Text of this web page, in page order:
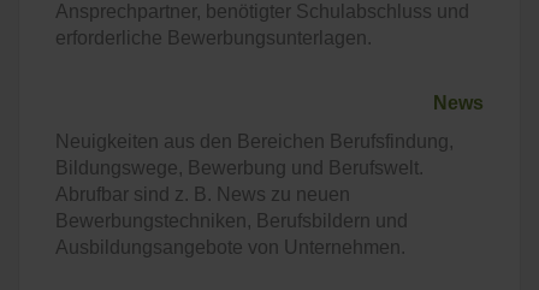
Ansprechpartner, benötigter Schulabschluss und
erforderliche Bewerbungsunterlagen.
News
Neuigkeiten aus den Bereichen Berufsfindung,
Bildungswege, Bewerbung und Berufswelt.
Abrufbar sind z. B. News zu neuen
Bewerbungstechniken, Berufsbildern und
Ausbildungsangebote von Unternehmen.